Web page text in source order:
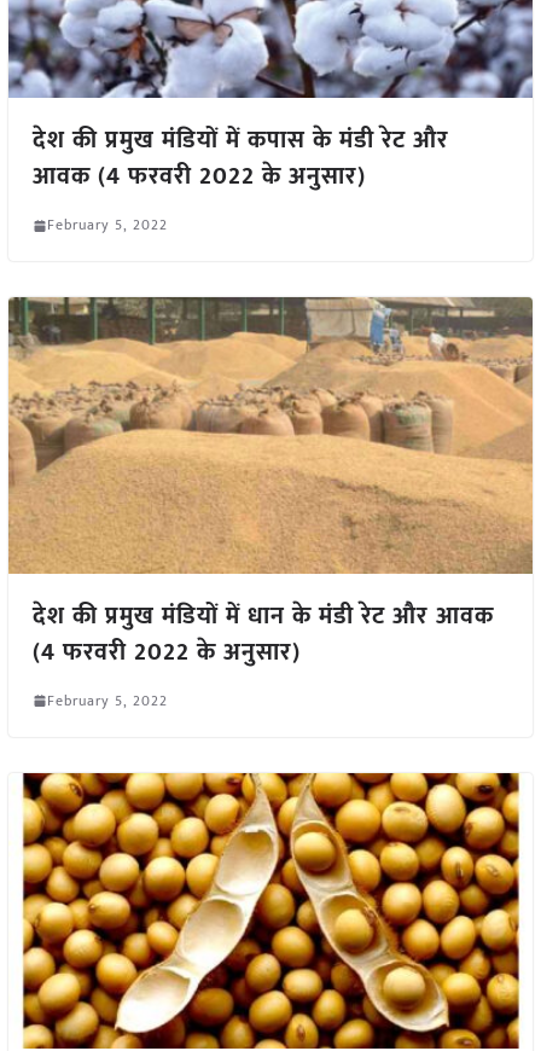
देश की प्रमुख मंडियों में कपास के मंडी रेट और
आवक (4 फरवरी 2022 के अनुसार)
February 5, 2022
देश की प्रमुख मंडियों में धान के मंडी रेट और आवक
(4 फरवरी 2022 के अनुसार)
February 5, 2022